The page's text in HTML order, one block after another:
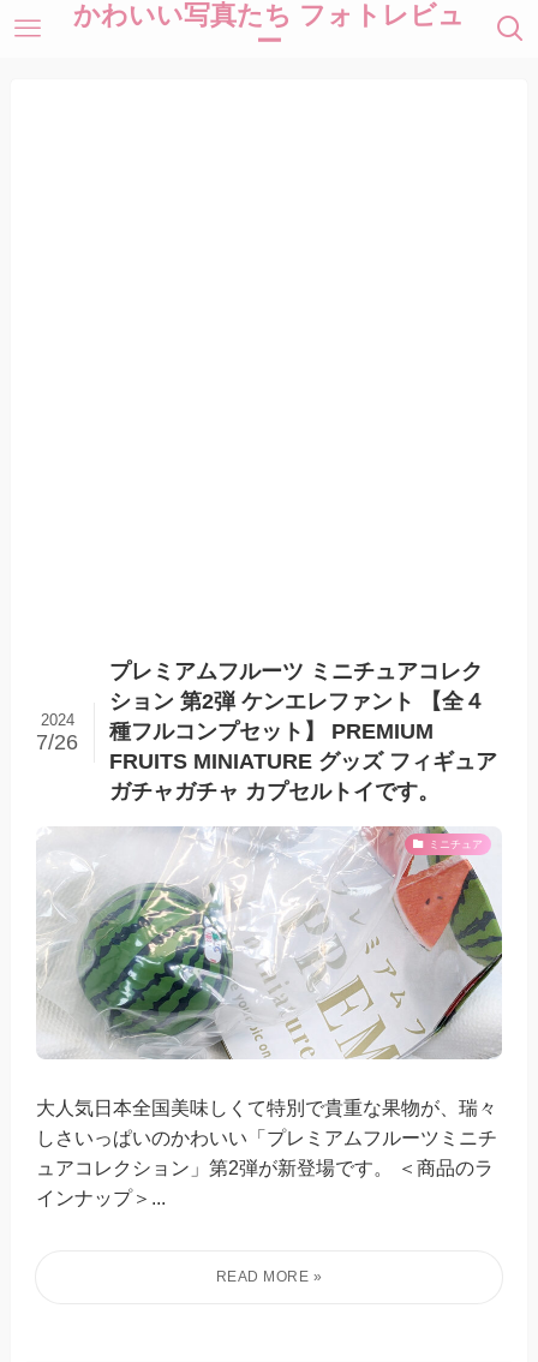
かわいい写真たち フォトレビュ
ー
プレミアムフルーツ ミニチュアコレク
ション 第2弾 ケンエレファント 【全４
種フルコンプセット】 PREMIUM
FRUITS MINIATURE グッズ フィギュア
ガチャガチャ カプセルトイです。
2024
7/26
ミニチュア
大人気日本全国美味しくて特別で貴重な果物が、瑞々
しさいっぱいのかわいい「プレミアムフルーツミニチ
ュアコレクション」第2弾が新登場です。 ＜商品のラ
インナップ＞...